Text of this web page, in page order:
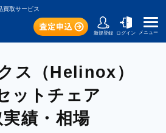
取サービス
新規登録 ログイン メニュー
ス（Helinox）
ットチェア
実績・相場